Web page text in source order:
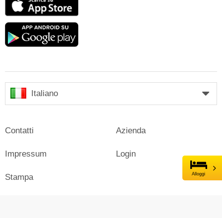
Alloggi
Google
Italiano
Contatti
Impressum
Stampa
Azienda
Login